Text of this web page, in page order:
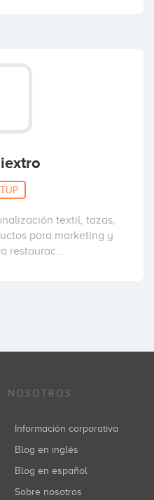
textil, tazas,
para marketing y
restaurac...
NOSOTROS
Información corporativa
Blog en inglés
Blog en español
Sobre nosotros